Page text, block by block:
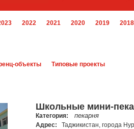
2022 2021 2020 2019 2018
объекты Типовые проекты
Школьные мини-
Категория: пекарня
Адрес:
Таджикистан, города